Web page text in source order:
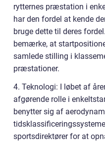
rytternes præstation i
har den fordel at kende
bruge dette til deres
bemærke, at
samlede stilling i
præstationer.
4. Teknologi: I løbet af
afgørende rolle i
benytter sig af
sportsdirektører for at